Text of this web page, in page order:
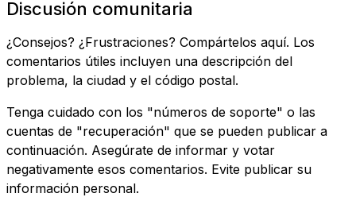
Discusión comunitaria
¿Consejos? ¿Frustraciones? Compártelos aquí. Los
comentarios útiles incluyen una descripción del
problema, la ciudad y el código postal.
Tenga cuidado con los "números de soporte" o las
cuentas de "recuperación" que se pueden publicar a
continuación. Asegúrate de informar y votar
negativamente esos comentarios. Evite publicar su
información personal.